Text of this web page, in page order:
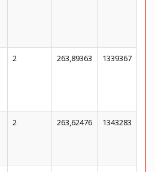
2 263,89363 1339367
2 263,62476 1343283